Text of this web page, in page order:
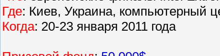
Где: Киев, Украина, компьютерный
Когда: 20-23 января 2011 года